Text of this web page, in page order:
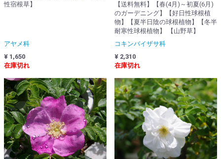
性宿根草】
アヤメ科
¥ 1,650
在庫切れ
【送料無料】【春(4月)～初夏(6月)
のガーデニング】【好日性球根植
物】【夏半日陰の球根植物】【冬半
耐寒性球根植物】 【山野草】
コキンバイザサ科
¥ 2,310
在庫切れ